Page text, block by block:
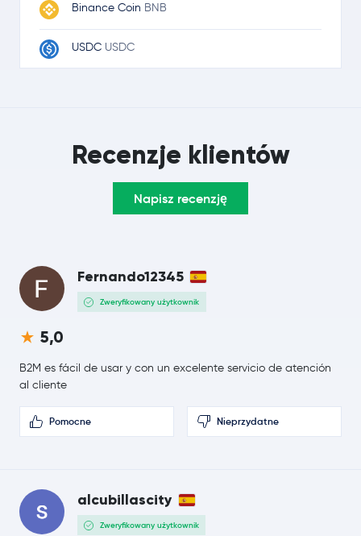
Binance Coin BNB
USDC USDC
TRON TRX
DOGE
Cardano ADA
Chainlink LINK
Litecoin LTC
Recenzje klientów
Napisz recenzję
Fernando12345
Zweryfikowany użytkownik
5,0
B2M es fácil de usar y con un excelente servicio de atención
al cliente
Pomocne Nieprzydatne
alcubillascity
Zweryfikowany użytkownik